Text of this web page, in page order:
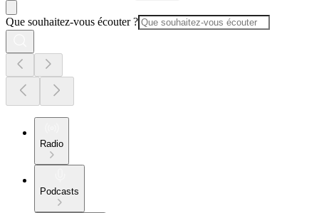
Que souhaitez-vous écouter ?
Radio
Podcasts